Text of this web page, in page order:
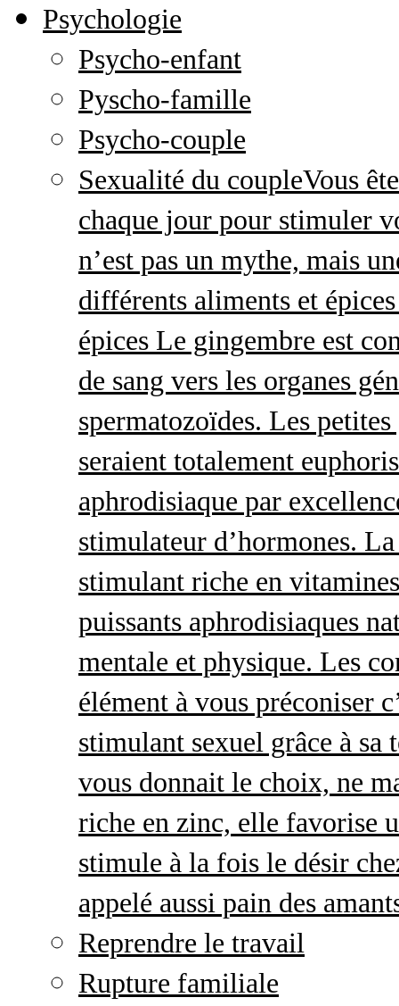
Psychologie
Psycho-enfant
Pyscho-famille
Psycho-couple
Sexualité du coupleVous
chaque jour pour stimuler
n’est pas un mythe, mais
différents aliments et
épices Le gingembre est
de sang vers les organes
spermatozoïdes. Les
seraient totalement
aphrodisiaque par
stimulateur d’hormones.
stimulant riche en
puissants aphrodisiaques
mentale et physique. Les
élément à vous préconiser
stimulant sexuel grâce à sa
vous donnait le choix, ne
riche en zinc, elle favorise
stimule à la fois le désir
appelé aussi pain des
Reprendre le travail
Rupture familiale